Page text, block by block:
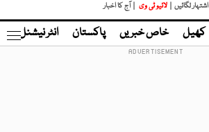
اشتہار لگائیں |
لائیو ٹی وی | آج کا اخبار
کھیل خاص خبریں پاکستان انٹر نیشنل